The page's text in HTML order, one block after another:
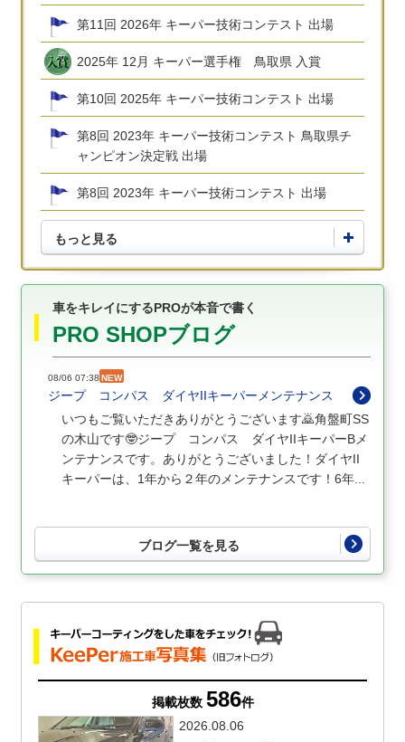
第11回 2026年 キーパー技術コンテスト 出場
2025年 12月 キーパー選手権 鳥取県 入賞
第10回 2025年 キーパー技術コンテスト 出場
第8回 2023年 キーパー技術コンテスト 鳥取県チ
ャンピオン決定戦 出場
第8回 2023年 キーパー技術コンテスト 出場
もっと見る
車をキレイにするPROが本音で書く
PRO SHOPブログ
08/06 07:38 NEW
ジープ コンパス ダイヤIIキーパーメンテナンス
いつもご覧いただきありがとうございます🙇角盤町SS
の木山です🤓ジープ コンパス ダイヤIIキーパーBメ
ンテナンスです。ありがとうございました！ダイヤII
キーパーは、1年から２年のメンテナンスです！6年...
ブログ一覧を見る
掲載枚数 586件
2026.08.06